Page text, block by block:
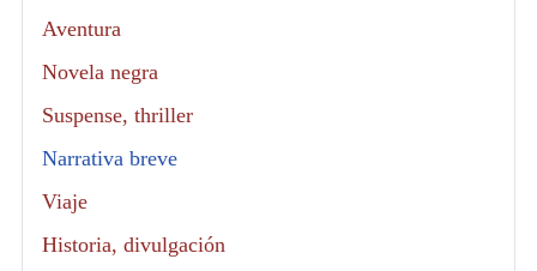
Aventura
Novela negra
Suspense, thriller
Narrativa breve
Viaje
Historia, divulgación